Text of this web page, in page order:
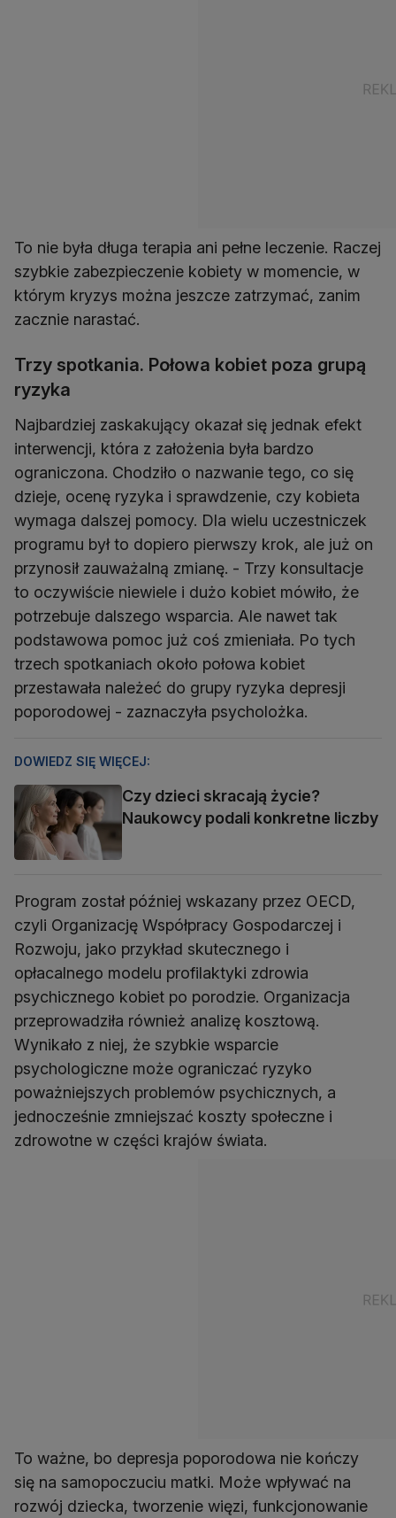
To nie była długa terapia ani pełne leczenie. Raczej
szybkie zabezpieczenie kobiety w momencie, w
którym kryzys można jeszcze zatrzymać, zanim
zacznie narastać.
Trzy spotkania. Połowa kobiet poza grupą
ryzyka
Najbardziej zaskakujący okazał się jednak efekt
interwencji, która z założenia była bardzo
ograniczona. Chodziło o nazwanie tego, co się
dzieje, ocenę ryzyka i sprawdzenie, czy kobieta
wymaga dalszej pomocy. Dla wielu uczestniczek
programu był to dopiero pierwszy krok, ale już on
przynosił zauważalną zmianę. - Trzy konsultacje
to oczywiście niewiele i dużo kobiet mówiło, że
potrzebuje dalszego wsparcia. Ale nawet tak
podstawowa pomoc już coś zmieniała. Po tych
trzech spotkaniach około połowa kobiet
przestawała należeć do grupy ryzyka depresji
poporodowej - zaznaczyła psycholożka.
DOWIEDZ SIĘ WIĘCEJ:
Czy dzieci skracają życie?
Naukowcy podali konkretne liczby
Program został później wskazany przez OECD,
czyli Organizację Współpracy Gospodarczej i
Rozwoju, jako przykład skutecznego i
opłacalnego modelu profilaktyki zdrowia
psychicznego kobiet po porodzie. Organizacja
przeprowadziła również analizę kosztową.
Wynikało z niej, że szybkie wsparcie
psychologiczne może ograniczać ryzyko
poważniejszych problemów psychicznych, a
jednocześnie zmniejszać koszty społeczne i
zdrowotne w części krajów świata.
To ważne, bo depresja poporodowa nie kończy
się na samopoczuciu matki. Może wpływać na
rozwój dziecka, tworzenie więzi, funkcjonowanie